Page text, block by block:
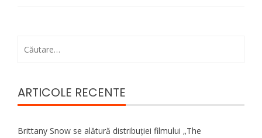
ARTICOLE RECENTE
Brittany Snow se alătură distribuției filmului „The